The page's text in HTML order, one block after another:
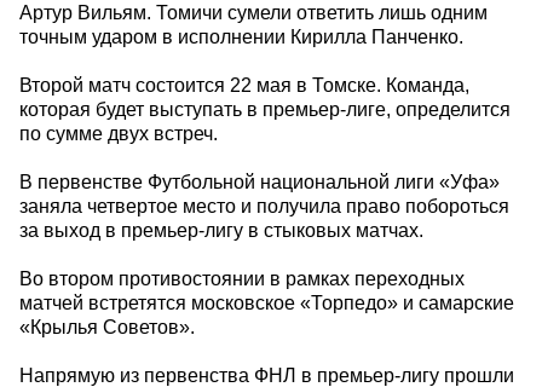
Артур Вильям. Томичи сумели ответить лишь одним
точным ударом в исполнении Кирилла Панченко.
Второй матч состоится 22 мая в Томске. Команда,
которая будет выступать в премьер-лиге, определится
по сумме двух встреч.
В первенстве Футбольной национальной лиги «Уфа»
заняла четвертое место и получила право побороться
за выход в премьер-лигу в стыковых матчах.
Во втором противостоянии в рамках переходных
матчей встретятся московское «Торпедо» и самарские
«Крылья Советов».
Напрямую из первенства ФНЛ в премьер-лигу прошли